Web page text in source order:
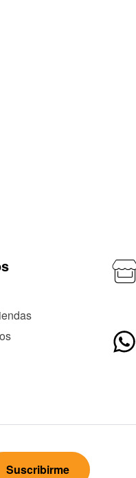
Suscribirme